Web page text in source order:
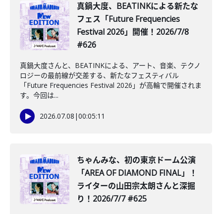
真鍋大度、BEATINKによる新たな
フェス「Future Frequencies
Festival 2026」開催！2026/7/8
#626
真鍋大度さんと、BEATINKによる、アート、音楽、テクノ
ロジーの最前線が交差する、新たなフェスティバル
「Future Frequencies Festival 2026」が高輪で開催されま
す。今回は...
2026.07.08 |00:05:11
️ちゃんみな、初の東京ドーム公演
「AREA OF DIAMOND FINAL」！
ライターの山田宗太朗さんと深掘
り！2026/7/7 #625